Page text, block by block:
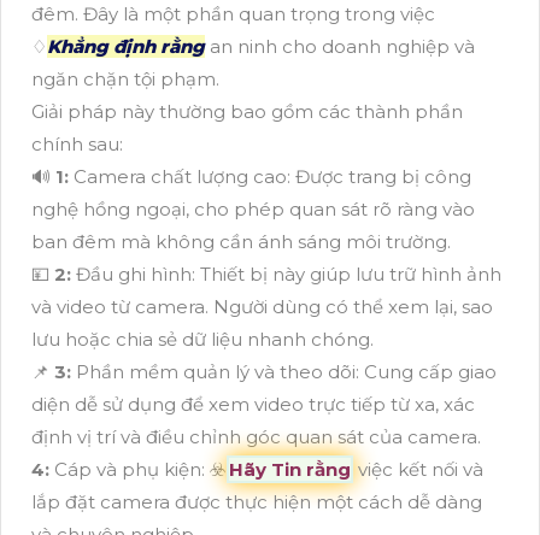
đêm. Đây là một phần quan trọng trong việc
♢Khẳng định rằngan ninh cho doanh nghiệp và
ngăn chặn tội phạm.
Giải pháp này thường bao gồm các thành phần
chính sau:
🔊 1: Camera chất lượng cao: Được trang bị công
nghệ hồng ngoại, cho phép quan sát rõ ràng vào
ban đêm mà không cần ánh sáng môi trường.
💴 2: Đầu ghi hình: Thiết bị này giúp lưu trữ hình ảnh
và video từ camera. Người dùng có thể xem lại, sao
lưu hoặc chia sẻ dữ liệu nhanh chóng.
📌 3: Phần mềm quản lý và theo dõi: Cung cấp giao
diện dễ sử dụng để xem video trực tiếp từ xa, xác
định vị trí và điều chỉnh góc quan sát của camera.
4: Cáp và phụ kiện: ☣️ Hãy Tin rằng việc kết nối và
lắp đặt camera được thực hiện một cách dễ dàng